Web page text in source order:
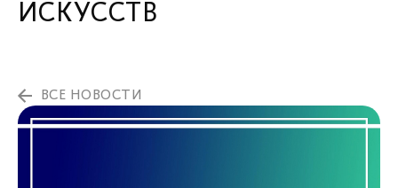
ИСКУССТВ
ВСЕ НОВОСТИ